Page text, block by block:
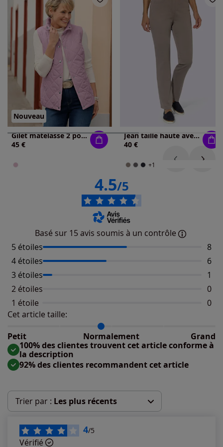
Nouveau
Gilet matelassé 2 poches latérales
45 €
Jean taille haute avec coutures contrastantes
40 €
+1
4.5/5
Basé sur 15 avis soumis à un contrôle
5 étoiles
8
4 étoiles
6
3 étoiles
1
2 étoiles
0
1 étoile
0
Cet article taille:
Petit
Normalement Grand
Répartition du taillant selon les avis clients
Taille normalement : 92%
Taille grand : 0%
100% des clientes trouvent cet article conforme à
la description
92% des clientes recommandent cet article
Trier par : Les plus récents
Les plus récents 4/5
Vérifié